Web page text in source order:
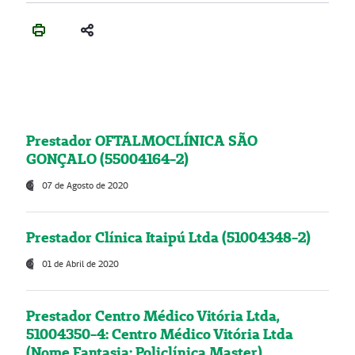
Prestador OFTALMOCLÍNICA SÃO
GONÇALO (55004164-2)
07 de Agosto de 2020
Prestador Clínica Itaipú Ltda (51004348-2)
01 de Abril de 2020
Prestador Centro Médico Vitória Ltda,
51004350-4: Centro Médico Vitória Ltda